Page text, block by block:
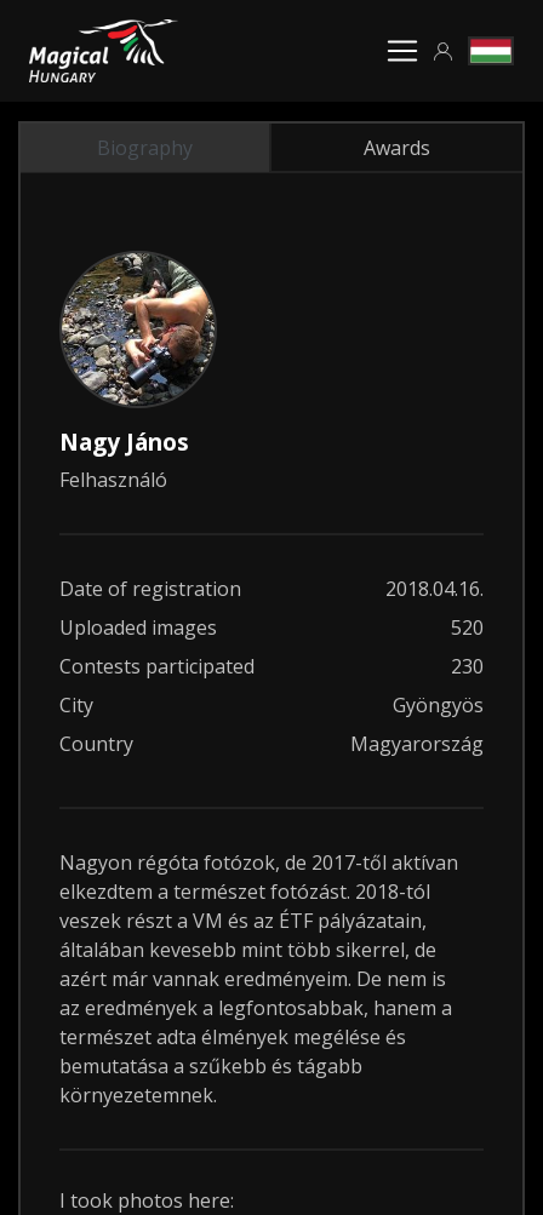
Biography Awards
Nagy János
Felhasználó
Date of registration
2018.04.16.
Uploaded images
520
Contests participated
230
City
Gyöngyös
Country
Magyarország
Nagyon régóta fotózok, de 2017-től aktívan
elkezdtem a természet fotózást. 2018-tól
veszek részt a VM és az ÉTF pályázatain,
általában kevesebb mint több sikerrel, de
azért már vannak eredményeim. De nem is
az eredmények a legfontosabbak, hanem a
természet adta élmények megélése és
bemutatása a szűkebb és tágabb
környezetemnek.
I took photos here: